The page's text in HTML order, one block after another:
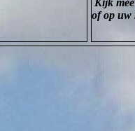
Kijk
of op